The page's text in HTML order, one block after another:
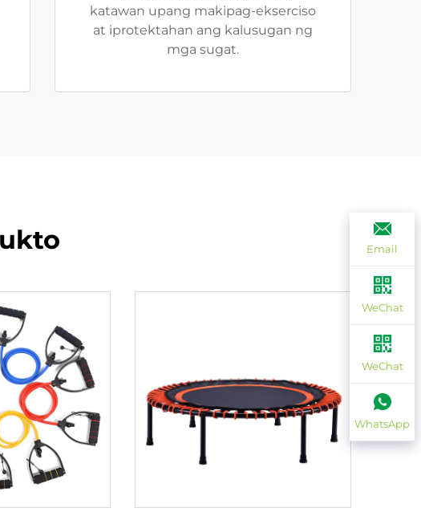
katawan upang makipag-ekserciso
at iprotektahan ang kalusugan ng
mga sugat.
Email
WeChat
WeChat
WhatsApp